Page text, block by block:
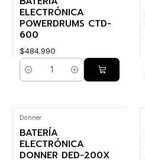
ELECTRÓNICA
POWERDRUMS CTD-
600
$484.990
Cantidad
Donner
BATERÍA
ELECTRÓNICA
DONNER DED-200X